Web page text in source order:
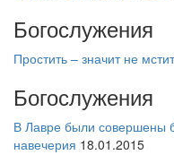
Богослужения
Простить – значит не
Богослужения
В Лавре были совершены
навечерия 18.01.2015